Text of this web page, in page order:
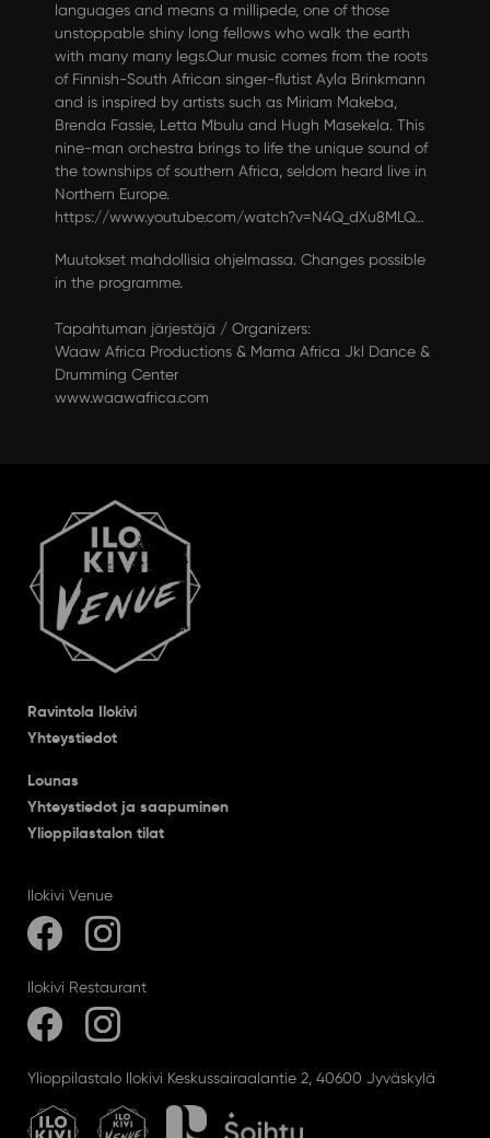
languages and means a millipede, one of those
unstoppable shiny long fellows who walk the earth
with many many legs.Our music comes from the roots
of Finnish-South African singer-flutist Ayla Brinkmann
and is inspired by artists such as Miriam Makeba,
Brenda Fassie, Letta Mbulu and Hugh Masekela. This
nine-man orchestra brings to life the unique sound of
the townships of southern Africa, seldom heard live in
Northern Europe.
https://www.youtube.com/watch?v=N4Q_dXu8MLQ…
Muutokset mahdollisia ohjelmassa. Changes possible
in the programme.
Tapahtuman järjestäjä / Organizers:
Waaw Africa Productions & Mama Africa Jkl Dance &
Drumming Center
www.waawafrica.com
Ravintola Ilokivi
Yhteystiedot
Lounas
Yhteystiedot ja saapuminen
Ylioppilastalon tilat
Ilokivi Venue
Ilokivi Restaurant
Ylioppilastalo Ilokivi Keskussairaalantie 2, 40600 Jyväskylä